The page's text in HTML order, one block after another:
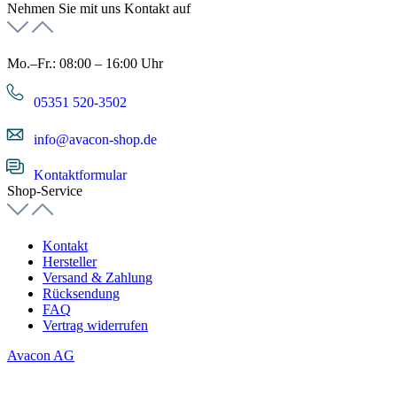
Nehmen Sie mit uns Kontakt auf
Mo.–Fr.: 08:00 – 16:00 Uhr
05351 520-3502
info@avacon-shop.de
Kontaktformular
Shop-Service
Kontakt
Hersteller
Versand & Zahlung
Rücksendung
FAQ
Vertrag widerrufen
Avacon AG